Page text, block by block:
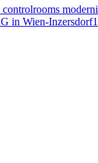
controlrooms
in Wien-Inzersdorf